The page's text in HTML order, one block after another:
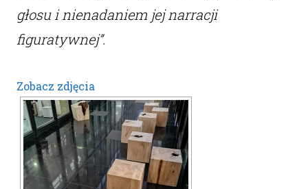
głosu i nienadaniem jej narracji
figuratywnej”.
Zobacz zdjęcia